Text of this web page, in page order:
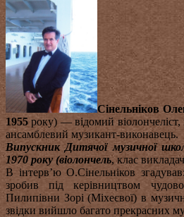
Сінельніков
1955 року) — відомий
ансамблевий музикант-виконавець.
Випускник Дитячої музичної
1970 року (віолончель, клас
В інтерв’ю О.Сінельніков
зробив під керівництвом
Пилипівни Зорі (Міхеєвої) в
звідки вийшло багато прекрасних